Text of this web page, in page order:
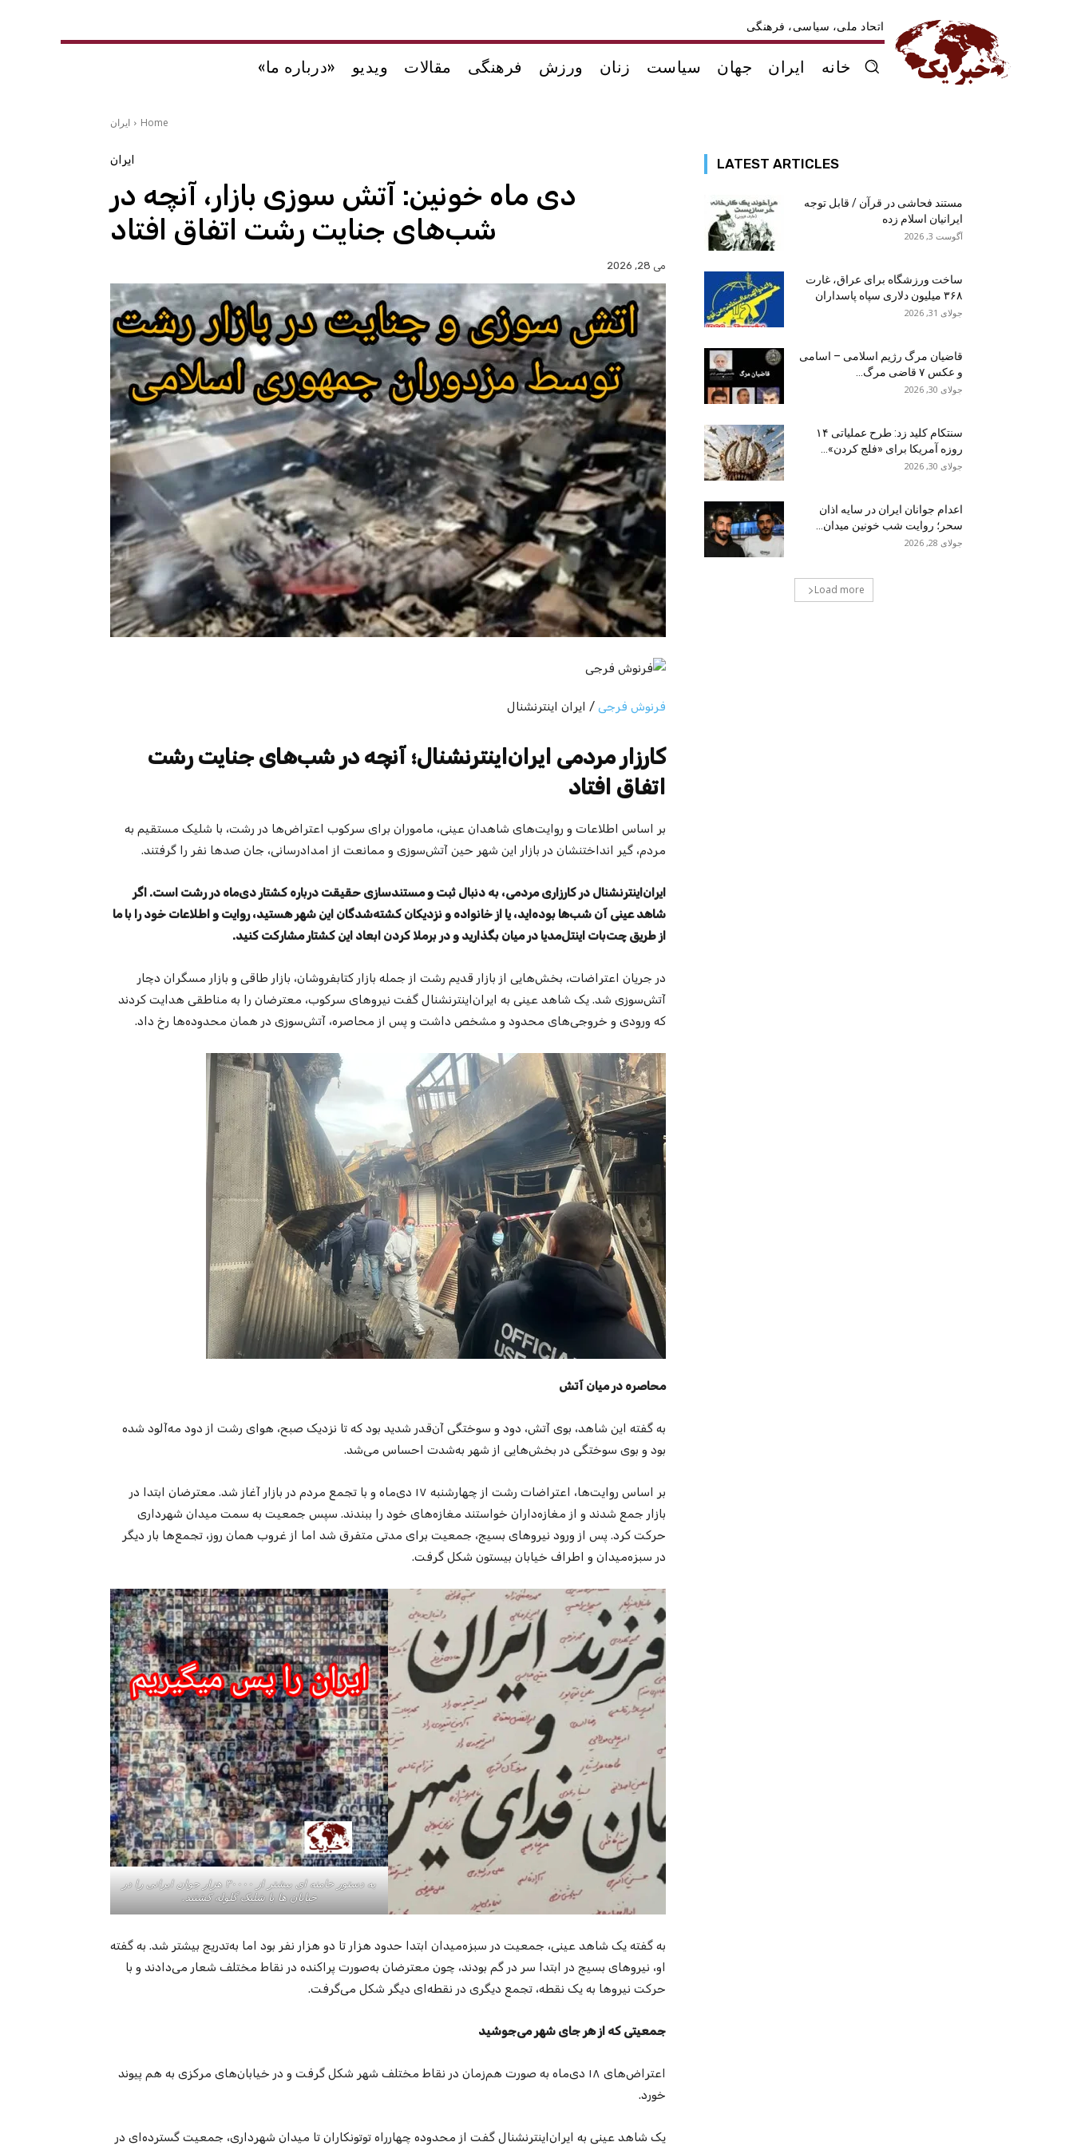
اتحاد ملی، سیاسی، فرهنگی
خانه ایران جهان سیاست زنان ورزش فرهنگی مقالات ویدیو «درباره ما»
Home ایران
ایران
دی ماه خونین: آتش سوزی بازار، آنچه در
شب‌های جنایت رشت اتفاق افتاد
می 28, 2026
فرنوش فرجی / ایران اینترنشنال
کارزار مردمی ایران‌اینترنشنال؛ آنچه در شب‌های جنایت رشت
اتفاق افتاد
بر اساس اطلاعات و روایت‌های شاهدان عینی، ماموران برای سرکوب اعتراض‌ها در رشت، با شلیک مستقیم به
مردم، گیر انداختنشان در بازار این شهر حین آتش‌سوزی و ممانعت از امداد‌رسانی، جان صد‌ها نفر را گرفتند.
ایران‌اینترنشنال در کارزاری مردمی، به دنبال ثبت و مستندسازی حقیقت درباره کشتار دی‌ماه در رشت است. اگر
شاهد عینی آن شب‌ها بوده‌اید، یا از خانواده و نزدیکان کشته‌شدگان این شهر هستید، روایت و اطلاعات خود را با ما
از طریق چت‌بات اینتل‌مدیا در میان بگذارید و در برملا کردن ابعاد این کشتار مشارکت کنید.
در جریان اعتراضات، بخش‌هایی از بازار قدیم رشت از جمله بازار کتابفروشان، بازار طاقی و بازار مسگران دچار
آتش‌سوزی شد. یک شاهد عینی به ایران‌اینترنشنال گفت نیروهای سرکوب، معترضان را به مناطقی هدایت کردند
که ورودی و خروجی‌های محدود و مشخص داشت و پس از محاصره، آتش‌سوزی در همان محدوده‌ها رخ داد.
محاصره در میان آتش
به گفته این شاهد، بوی آتش، دود و سوختگی آن‌قدر شدید بود که تا نزدیک صبح، هوای رشت از دود مه‌آلود شده
بود و بوی سوختگی در بخش‌هایی از شهر به‌شدت احساس می‌شد.
بر اساس روایت‌ها، اعتراضات رشت از چهارشنبه ۱۷ دی‌ماه و با تجمع مردم در بازار آغاز شد. معترضان ابتدا در
بازار جمع شدند و از مغازه‌داران خواستند مغازه‌های خود را ببندند. سپس جمعیت به سمت میدان شهرداری
حرکت کرد. پس از ورود نیروهای بسیج، جمعیت برای مدتی متفرق شد اما از غروب همان روز، تجمع‌ها بار دیگر
در سبزه‌میدان و اطراف خیابان بیستون شکل گرفت.
به دستور خامنه ای بیشتر از ۳۰۰۰۰ هزار جوان ایرانی را در
خیابان ها با شلیک گلوله کشتند.
به گفته یک شاهد عینی، جمعیت در سبزه‌میدان ابتدا حدود هزار تا دو هزار نفر بود اما به‌تدریج بیشتر شد. به گفته
او، نیروهای بسیج در ابتدا سر د‌ر‌ گم بودند، چون معترضان به‌صورت پراکنده در نقاط مختلف شعار می‌دادند و با
حرکت نیروها به یک نقطه، تجمع دیگری در نقطه‌ای دیگر شکل می‌گرفت.
جمعیتی که از هر جای شهر می‌جوشید
اعتراض‌های ۱۸ دی‌ماه به صورت هم‌زمان در نقاط مختلف شهر شکل گرفت و در خیابان‌های مرکزی به هم پیوند
خورد.
یک شاهد عینی به ایران‌اینترنشنال گفت از محدوده چهارراه توتونکاران تا میدان شهرداری، جمعیت گسترده‌ای در
LATEST ARTICLES
مستند فحاشی در قرآن / قابل توجه
ایرانیان اسلام زده
آگوست 3, 2026
ساخت ورزشگاه برای عراق، غارت
۳۶۸ میلیون دلاری سپاه پاسداران
جولای 31, 2026
قاضیان مرگ رژیم اسلامی – اسامی
و عکس ۷ قاضی مرگ...
جولای 30, 2026
سنتکام کلید زد: طرح عملیاتی ۱۴
روزه آمریکا برای «فلج کردن»...
جولای 30, 2026
اعدام جوانان ایران در سایه اذان
سحر؛ روایت شب خونین میدان...
جولای 28, 2026
Load more